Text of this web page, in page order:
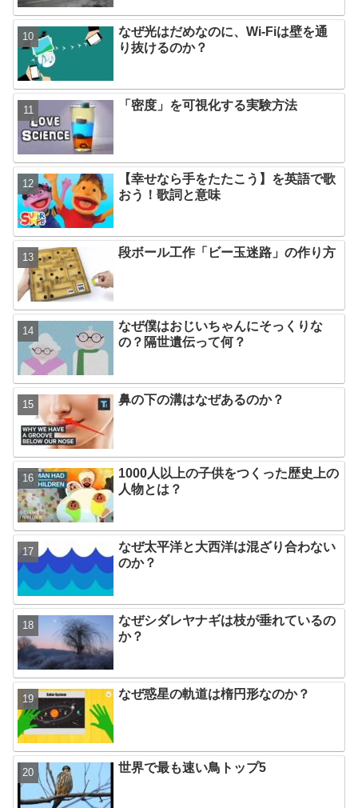
なぜ光はだめなのに、Wi-Fiは壁を通
り抜けるのか？
「密度」を可視化する実験方法
【幸せなら手をたたこう】を英語で歌
おう！歌詞と意味
段ボール工作「ビー玉迷路」の作り方
なぜ僕はおじいちゃんにそっくりな
の？隔世遺伝って何？
鼻の下の溝はなぜあるのか？
1000人以上の子供をつくった歴史上の
人物とは？
なぜ太平洋と大西洋は混ざり合わない
のか？
なぜシダレヤナギは枝が垂れているの
か？
なぜ惑星の軌道は楕円形なのか？
世界で最も速い鳥トップ5